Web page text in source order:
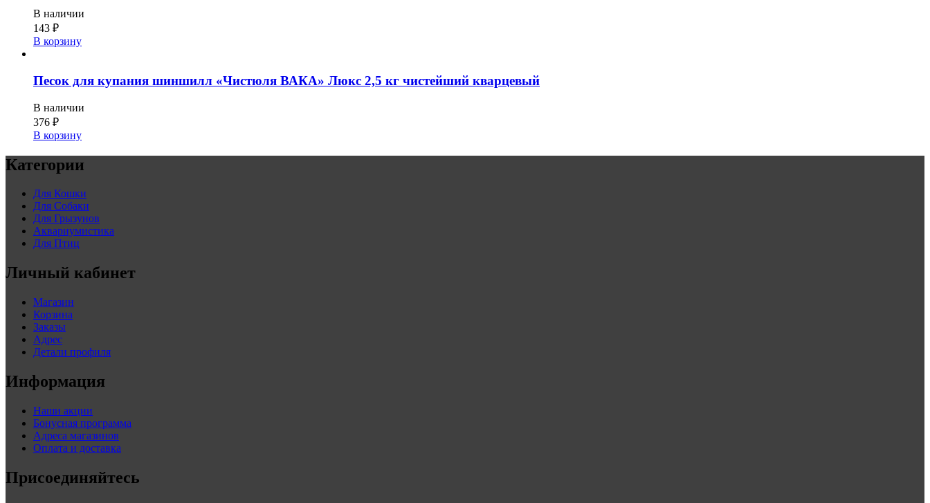
В наличии
143 ₽
В корзину
Песок для купания шиншилл «Чистюля ВАКА» Люкс 2,5 кг чистейший кварцевый
В наличии
376 ₽
В корзину
Категории
Для Кошки
Для Собаки
Для Грызунов
Аквариумистика
Для Птиц
Личный кабинет
Магазин
Корзина
Заказы
Адрес
Детали профиля
Информация
Наши акции
Бонусная программа
Адреса магазинов
Оплата и доставка
Присоединяйтесь